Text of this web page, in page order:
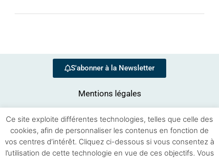
S'abonner à la Newsletter
Mentions légales
Ce site exploite différentes technologies, telles que celle des
cookies, afin de personnaliser les contenus en fonction de
vos centres d’intérêt. Cliquez ci-dessous si vous consentez à
l’utilisation de cette technologie en vue de ces objectifs. Vous